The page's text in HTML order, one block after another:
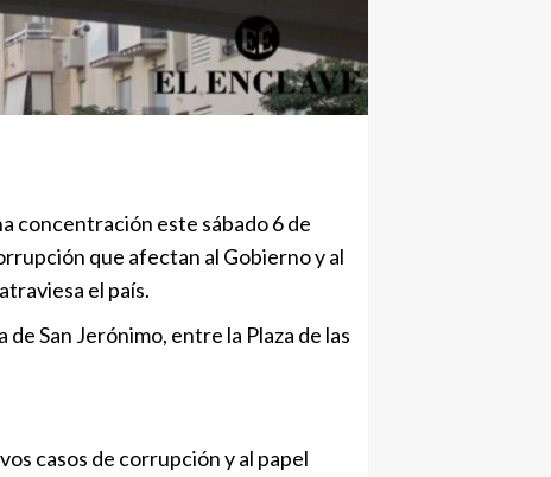
concentración este sábado 6 de
que afectan al Gobierno y al
el país.
San Jerónimo, entre la Plaza de las
casos de corrupción y al papel